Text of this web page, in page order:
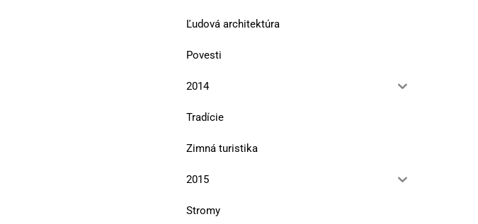
Ľudová architektúra
Povesti
2014
Tradície
Zimná turistika
2015
Stromy